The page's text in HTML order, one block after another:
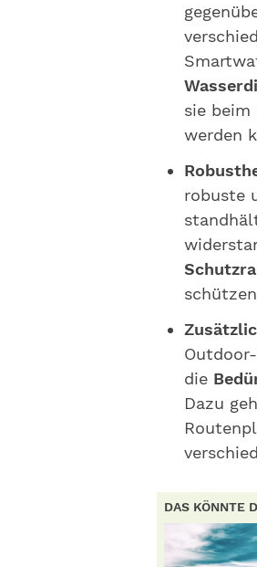
sie beim
werden
robuste
die
Dazu
DAS KÖNNTE